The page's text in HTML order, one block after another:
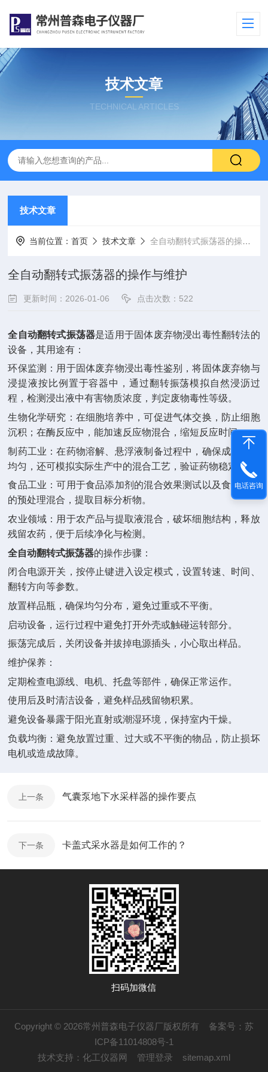
技术文章
TECHNICAL ARTICLES
技术文章
当前位置：首页 技术文章 全自动翻转式振荡器的操作与维护
全自动翻转式振荡器的操作与维护
更新时间：2026-01-06 点击次数：522
全自动翻转式振荡器是适用于固体废弃物浸出毒性翻转法的
设备，其用途有：
环保监测：用于固体废弃物浸出毒性鉴别，将固体废弃物与
浸提液按比例置于容器中，通过翻转振荡模拟自然浸沥过
程，检测浸出液中有害物质浓度，判定废物毒性等级。
生物化学研究：在细胞培养中，可促进气体交换，防止细胞
沉积；在酶反应中，能加速反应物混合，缩短反应时间。
制药工业：在药物溶解、悬浮液制备过程中，确保成分分布
均匀，还可模拟实际生产中的混合工艺，验证药物稳定性。
食品工业：可用于食品添加剂的混合效果测试以及食品样品
的预处理混合，提取目标分析物。
农业领域：用于农产品与提取液混合，破坏细胞结构，释放
残留农药，便于后续净化与检测。
全自动翻转式振荡器的操作步骤：
闭合电源开关，按停止键进入设定模式，设置转速、时间、
翻转方向等参数。
放置样品瓶，确保均匀分布，避免过重或不平衡。
启动设备，运行过程中避免打开外壳或触碰运转部分。
振荡完成后，关闭设备并拔掉电源插头，小心取出样品。
维护保养：
定期检查电源线、电机、托盘等部件，确保正常运作。
使用后及时清洁设备，避免样品残留物积累。
避免设备暴露于阳光直射或潮湿环境，保持室内干燥。
负载均衡：避免放置过重、过大或不平衡的物品，防止损坏
电机或造成故障。
上一条 气囊泵地下水采样器的操作要点
下一条 卡盖式采水器是如何工作的？
扫码加微信
Copyright © 2026常州普森电子仪器厂版权所有 备案号：苏
ICP备11014808号-1
技术支持： 化工仪器网 管理登录 sitemap.xml
电话咨询